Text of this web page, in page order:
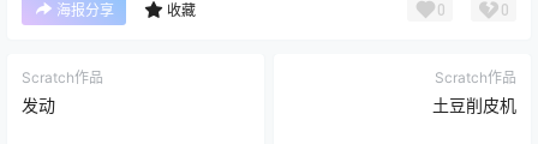
海报分享 收藏 0 0
Scratch作品
发动
Scratch作品
土豆削皮机